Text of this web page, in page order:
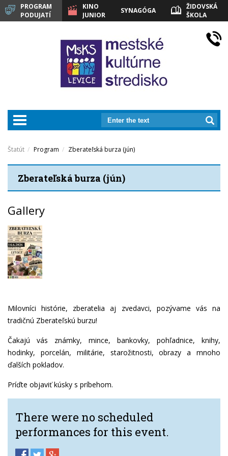
PROGRAM
PODUJATÍ
KINO
JUNIOR
SYNAGÓGA
ŽIDOVSKÁ
ŠKOLA
LEVICE
prepnut_navigaciu
Štatút Program Zberateľská burza (jún)
Zberateľská burza (jún)
Gallery
Milovníci histórie, zberatelia aj zvedavci, pozývame vás na
tradičnú Zberateľskú burzu!
Čakajú vás známky, mince, bankovky, pohľadnice, knihy,
hodinky, porcelán, militárie, starožitnosti, obrazy a mnoho
ďalších pokladov.
Príďte objaviť kúsky s príbehom.
There were no scheduled
performances for this event.